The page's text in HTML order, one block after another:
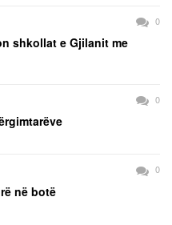
0
shkollat e Gjilanit me
0
0
në botë